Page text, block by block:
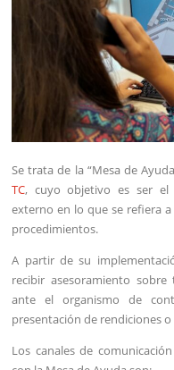
Se trata de la “Mesa de
TC, cuyo objetivo es ser el
externo en lo que se refiera
procedimientos.
A partir de su
recibir asesoramiento
ante el organismo de
presentación de rendiciones
Los canales de